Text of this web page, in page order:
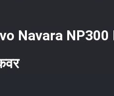
Navara NP300